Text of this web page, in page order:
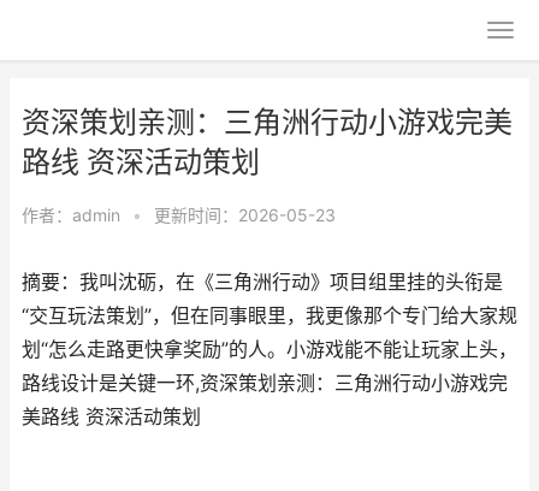
资深策划亲测：三角洲行动小游戏完美
路线 资深活动策划
作者： admin • 更新时间：2026-05-23
摘要：我叫沈砺，在《三角洲行动》项目组里挂的头衔是
“交互玩法策划”，但在同事眼里，我更像那个专门给大家规
划“怎么走路更快拿奖励”的人。小游戏能不能让玩家上头，
路线设计是关键一环,资深策划亲测：三角洲行动小游戏完
美路线 资深活动策划